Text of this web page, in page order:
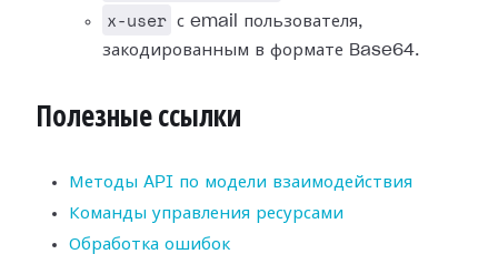
x-user с email пользователя,
закодированным в формате Base64.
Полезные ссылки
Методы API по модели взаимодействия
Команды управления ресурсами
Обработка ошибок